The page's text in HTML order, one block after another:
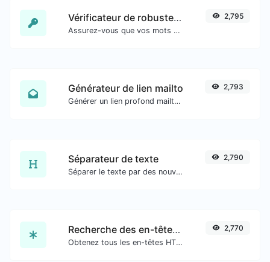
Vérificateur de robustesse du mot de passe
Assurez-vous que vos mots de passe sont suffisamment sécurisés.
2,795
Générateur de lien mailto
Générer un lien profond mailto avec sujet, corps, cc, cci et obtenir également le code HTML.
2,793
Séparateur de texte
Séparer le texte par des nouvelles lignes, des virgules, des points... etc.
2,790
Recherche des en-têtes HTTP
Obtenez tous les en-têtes HTTP qu'une URL renvoie pour une requête GET typique.
2,770